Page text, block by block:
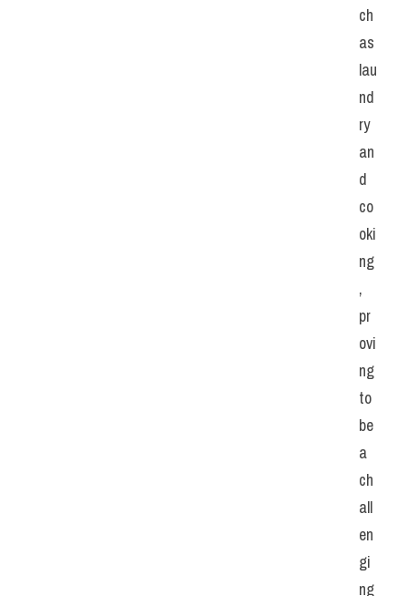
ch
as
lau
nd
ry
an
d
co
oki
ng
,
pr
ovi
ng
to
be
a
ch
all
en
gi
ng